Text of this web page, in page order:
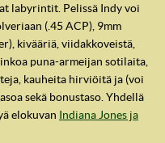
labyrintit. Pelissä Indy voi
(.45 ACP), 9mm
kivääriä, viidakkoveistä,
puna-armeijan sotilaita,
kauheita hirviöitä ja (voi
sekä bonustaso. Yhdellä
elokuvan Indiana Jones ja